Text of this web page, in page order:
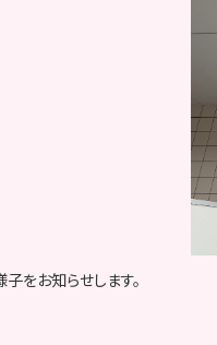
をお知らせします。